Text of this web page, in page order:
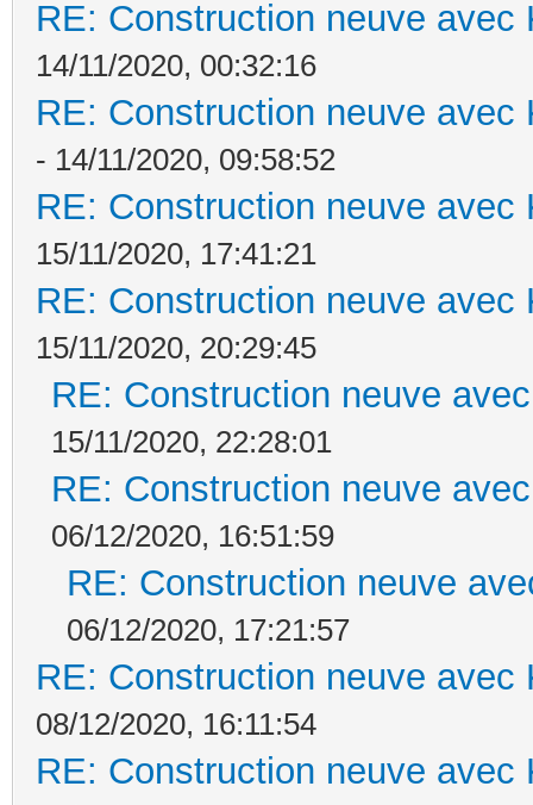
RE: Construction neuve avec
14/11/2020, 00:32:16
RE: Construction neuve avec
- 14/11/2020, 09:58:52
RE: Construction neuve avec
15/11/2020, 17:41:21
RE: Construction neuve avec
15/11/2020, 20:29:45
RE: Construction neuve
15/11/2020, 22:28:01
RE: Construction neuve
06/12/2020, 16:51:59
RE: Construction neuve
06/12/2020, 17:21:57
RE: Construction neuve avec
08/12/2020, 16:11:54
RE: Construction neuve avec